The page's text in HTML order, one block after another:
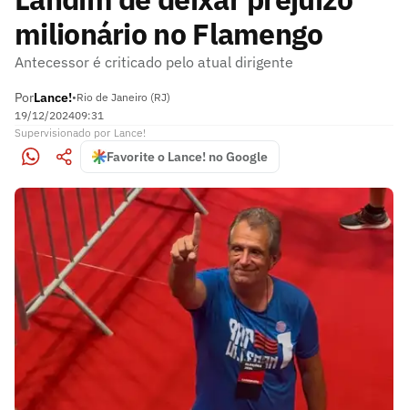
milionário no Flamengo
Antecessor é criticado pelo atual dirigente
PorLance!•Rio de Janeiro (RJ)
19/12/202409:31
Supervisionado por Lance!
Favorite o Lance! no Google